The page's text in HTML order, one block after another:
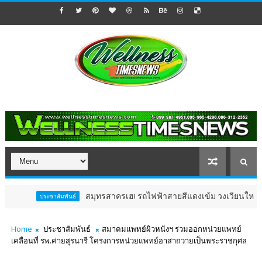
ประชาสัมพันธ์ สมุทรสาครเฮ! รถไฟฟ้าสายสีแดงเข้ม วงเวียนใหญ่–มหาชั
Home ประชาสัมพันธ์
สมาคมแพทย์ผิวหนังฯ ร่วมออกหน่วยแพทย์
เคลื่อนที่ รพ.ค่ายสุรนารี โครงการหน่วยแพทย์อาสาถวายเป็นพระราชกุศล